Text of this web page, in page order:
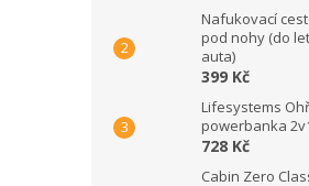
Nafukovací
pod nohy (do
auta)
399 Kč
Lifesystems
powerbanka
728 Kč
Cabin Zero